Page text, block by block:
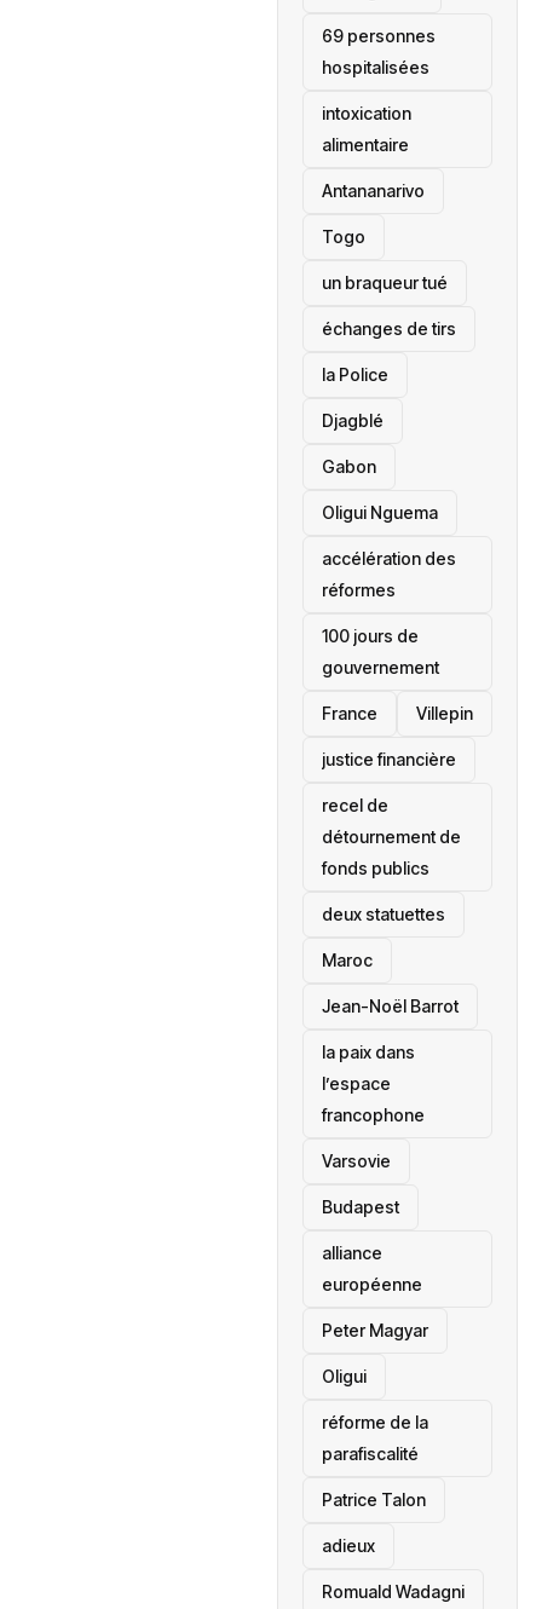
69 personnes
hospitalisées
intoxication
alimentaire
Antananarivo
‎Togo
un braqueur tué
échanges de tirs
la Police
Djagblé
Gabon
Oligui Nguema
accélération des
réformes
100 jours de
gouvernement
France Villepin
justice financière
recel de
détournement de
fonds publics
deux statuettes
Maroc
Jean-Noël Barrot
la paix dans
l’espace
francophone
‎Varsovie
Budapest
alliance
européenne
Peter Magyar
Oligui
réforme de la
parafiscalité
Patrice Talon
adieux
Romuald Wadagni